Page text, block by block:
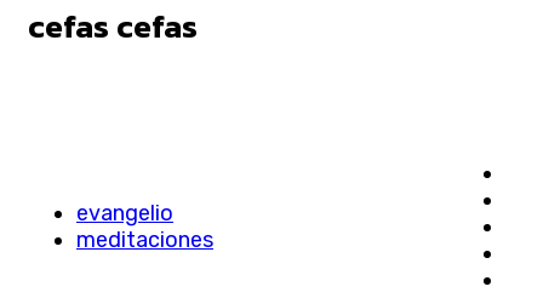
cefas cefas
evangelio
meditaciones